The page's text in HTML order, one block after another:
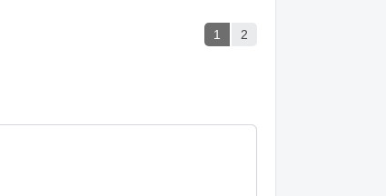
1 2